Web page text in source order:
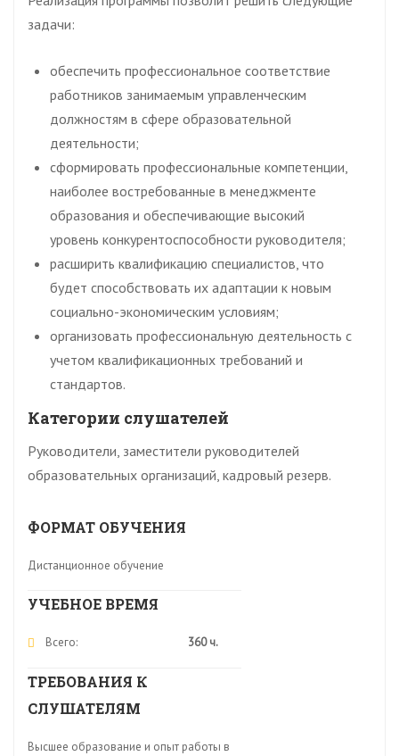
задачи:
обеспечить профессиональное соответствие
работников занимаемым управленческим
должностям в сфере образовательной
деятельности;
сформировать профессиональные компетенции,
наиболее востребованные в менеджменте
образования и обеспечивающие высокий
уровень конкурентоспособности руководителя;
расширить квалификацию специалистов, что
будет способствовать их адаптации к новым
социально-экономическим условиям;
организовать профессиональную деятельность с
учетом квалификационных требований и
стандартов.
Категории слушателей
Руководители, заместители руководителей
образовательных организаций, кадровый резерв.
ФОРМАТ ОБУЧЕНИЯ
Дистанционное обучение
УЧЕБНОЕ ВРЕМЯ
Всего: 360 ч.
ТРЕБОВАНИЯ К
СЛУШАТЕЛЯМ
Высшее образование и опыт работы в